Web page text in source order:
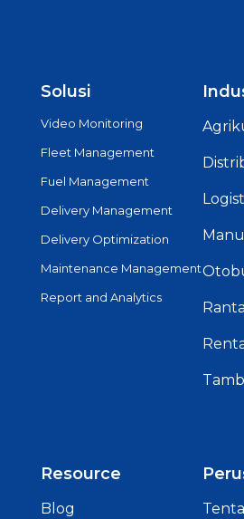
Solusi
Video Monitoring
Fleet Management
Fuel Management
Delivery Management
Delivery Optimization
Maintenance Management
Report and Analytics
Resource
Blog